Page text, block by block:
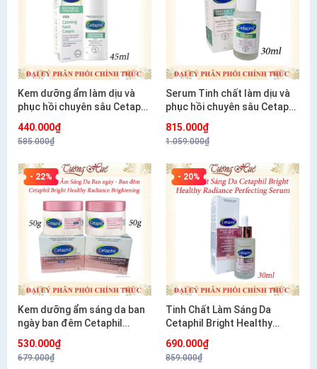
Kem dưỡng ẩm làm dịu và
phục hồi chuyên sâu Cetaphil
Cica Calming Face Cream
45ml
440.000₫
585.000₫
Serum Tinh chất làm dịu và
phục hồi chuyên sâu Cetaphil
Cica Restoring 30ml
815.000₫
1.059.000₫
- 22%
Kem dưỡng ẩm sáng da ban
ngày ban đêm Cetaphil
Brightening- 50g
530.000₫
679.000₫
- 20%
Tinh Chất Làm Sáng Da
Cetaphil Bright Healthy
30ml
690.000₫
859.000₫